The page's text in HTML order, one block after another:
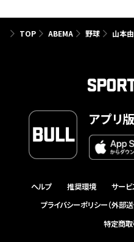
TOP ABEMA 野球 山本
アプリ版
ヘルプ 推奨環境 サー
プライバシーポリシー（外部
特定商